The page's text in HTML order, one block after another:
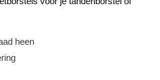
heen